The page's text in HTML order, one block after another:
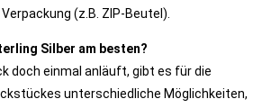
(z.B. ZIP-Beutel).
Silber am besten?
doch einmal anläuft, gibt es für die
unterschiedliche Möglichkeiten,